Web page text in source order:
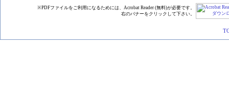
※PDFファイルをご利用になるためには、Acrobat Reader (無料)が必要です。
右のバナーをクリックして下さい。